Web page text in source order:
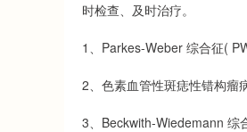
时检查、及时治疗。
1、Parkes-Weber 综合征(
2、色素血管性斑痣性错构瘤
3、Beckwith-Wiedemann 综